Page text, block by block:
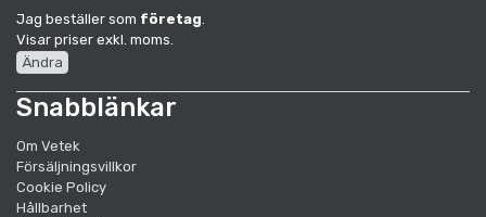
Jag beställer som företag.
Visar priser exkl. moms.
Ändra
Snabblänkar
Om Vetek
Försäljningsvillkor
Cookie Policy
Hållbarhet